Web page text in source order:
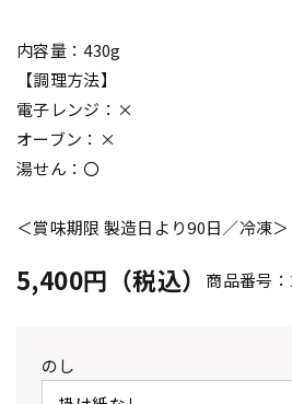
内容量：430g
【調理方法】
電子レンジ：×
オーブン：×
湯せん：〇
＜賞味期限 製造日より90日／冷凍＞
5,400円（税込） 商品番号
のし